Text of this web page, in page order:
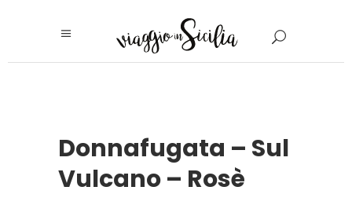
Donnafugata – Sul
Vulcano – Rosè